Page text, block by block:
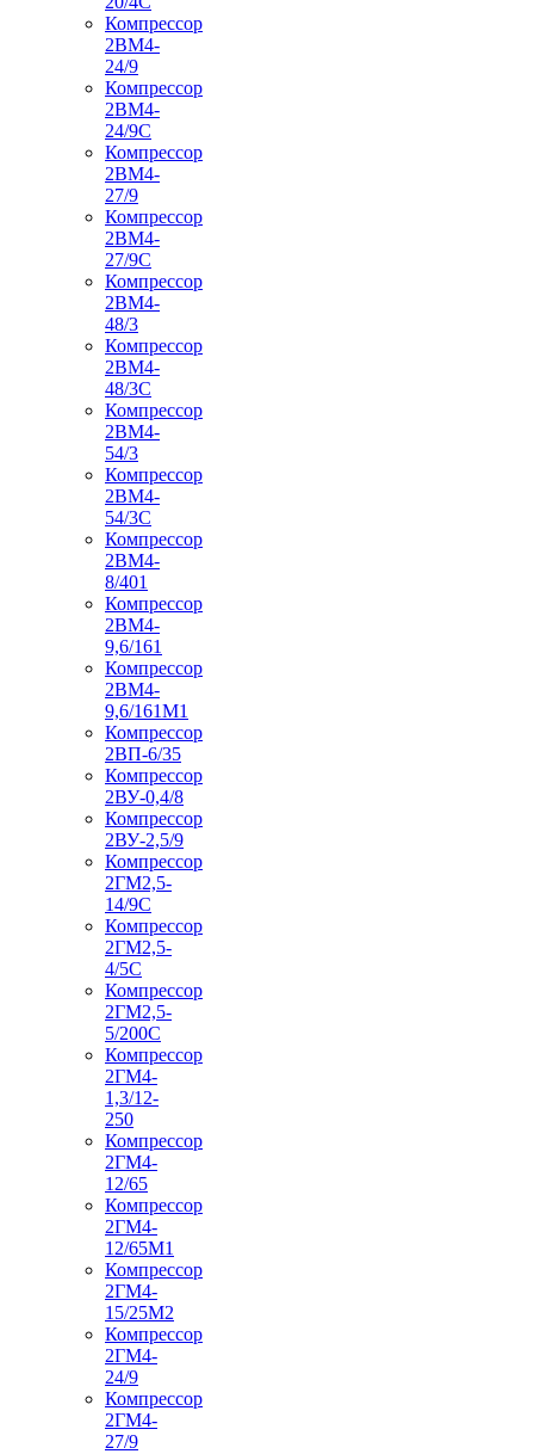
Компрессор
2ВМ4-
24/9
Компрессор
2ВМ4-
24/9С
Компрессор
2ВМ4-
27/9
Компрессор
2ВМ4-
27/9С
Компрессор
2ВМ4-
48/3
Компрессор
2ВМ4-
48/3С
Компрессор
2ВМ4-
54/3
Компрессор
2ВМ4-
54/3С
Компрессор
2ВМ4-
8/401
Компрессор
2ВМ4-
9,6/161
Компрессор
2ВМ4-
9,6/161М1
Компрессор
2ВП-6/35
Компрессор
2ВУ-0,4/8
Компрессор
2ВУ-2,5/9
Компрессор
2ГМ2,5-
14/9С
Компрессор
2ГМ2,5-
4/5С
Компрессор
2ГМ2,5-
5/200С
Компрессор
2ГМ4-
1,3/12-
250
Компрессор
2ГМ4-
12/65
Компрессор
2ГМ4-
12/65М1
Компрессор
2ГМ4-
15/25М2
Компрессор
2ГМ4-
24/9
Компрессор
2ГМ4-
27/9